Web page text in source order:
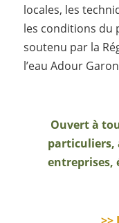
locales, les
les conditions du
soutenu par la
l’eau Adour
Ouvert à
particuliers,
entreprises,